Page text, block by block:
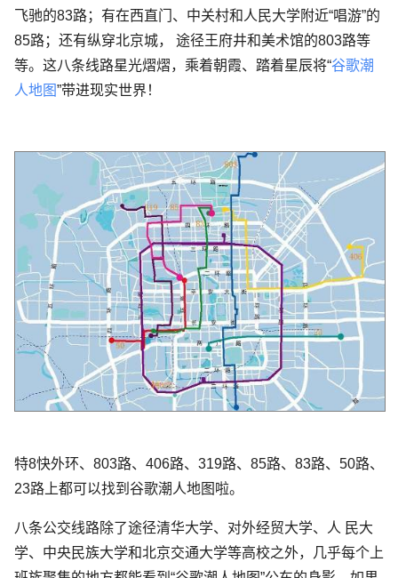
飞驰的83路；有在西直门、中关村和人民大学附近“唱游”的
85路；还有纵穿北京城， 途径王府井和美术馆的803路等
等。这八条线路星光熠熠，乘着朝霞、踏着星辰将“谷歌潮
人地图”带进现实世界！
特8快外环、803路、406路、319路、85路、83路、50路、
23路上都可以找到谷歌潮人地图啦。
八条公交线路除了途径清华大学、对外经贸大学、人 民大
学、中央民族大学和北京交通大学等高校之外，几乎每个上